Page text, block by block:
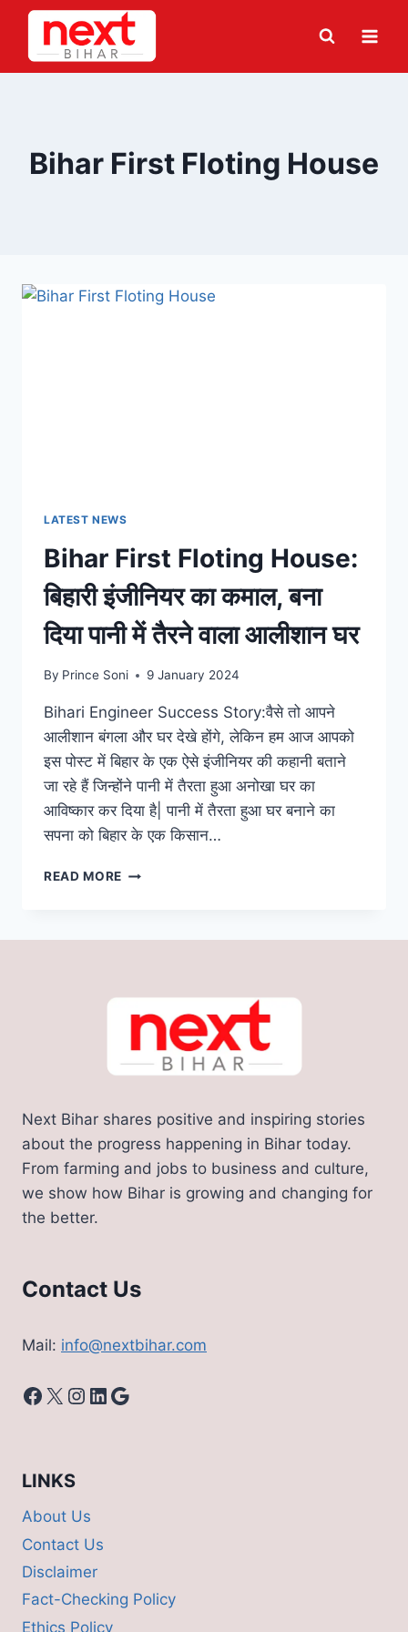
Skip
content
Bihar First Floting House
LATEST NEWS
Bihar First Floting House:
बिहारी इंजीनियर का कमाल, बना
दिया पानी में तैरने वाला आलीशान घर
By Prince Soni 9 January 2024
Bihari Engineer Success Story:वैसे तो आपने
आलीशान बंगला और घर देखे होंगे, लेकिन हम आज आपको
इस पोस्ट में बिहार के एक ऐसे इंजीनियर की कहानी बताने
जा रहे हैं जिन्होंने पानी में तैरता हुआ अनोखा घर का
आविष्कार कर दिया है| पानी में तैरता हुआ घर बनाने का
सपना को बिहार के एक किसान…
READ MORE BIHAR
पानी
वाला
आलीशान
Next Bihar shares positive and inspiring stories
about the progress happening in Bihar today.
From farming and jobs to business and culture,
we show how Bihar is growing and changing for
the better.
Contact Us
Mail: info@nextbihar.com
Facebook
X Instagram
LinkedIn
Google
LINKS
About Us
Contact Us
Disclaimer
Fact-Checking Policy
Ethics Policy